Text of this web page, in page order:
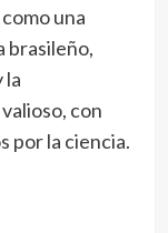
una
brasileño,
la
con
por la ciencia.